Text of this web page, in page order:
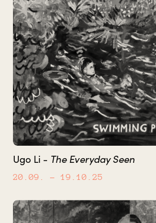
Ugo Li - The Everyday Seen
20.09. – 19.10.25